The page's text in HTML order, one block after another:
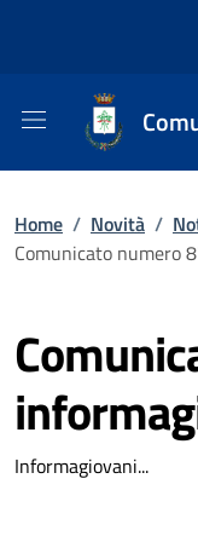
Home / Novità /
Comunicato numero
Informagiovani...